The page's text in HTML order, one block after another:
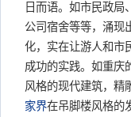
日而语。如市民政局
公司宿舍等等，涌现
化，实在让游人和市
成功的实践。如重庆
风格的现代建筑，精
家界在吊脚楼风格的